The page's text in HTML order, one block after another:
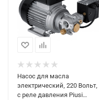
Насос для масла
электрический, 220 Вольт,
с реле давления Piusi